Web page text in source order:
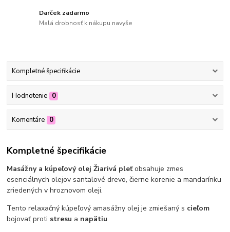
Darček zadarmo
Malá drobnosť k nákupu navyše
Kompletné špecifikácie
Hodnotenie 0
Komentáre 0
Kompletné špecifikácie
Masážny a kúpeľový olej Žiarivá pleťobsahuje zmes
esenciálnych olejov santalové drevo, čierne korenie a mandarínku
zriedených v hroznovom oleji.
Tento relaxačný kúpeľový amasážny olej je zmiešaný s cieľom
bojovať proti stresu a napätiu.